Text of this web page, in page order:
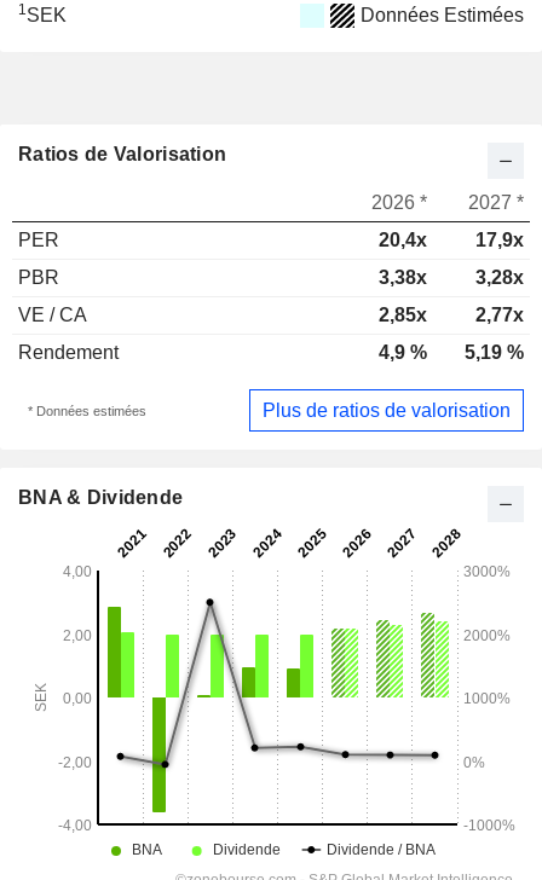
1SEK Données Estimées
Ratios de Valorisation
2026 *
2027 *
PER
20,4x
17,9x
PBR
3,38x
3,28x
VE / CA
2,85x
2,77x
Rendement
4,9 % 5,19 %
* Données estimées Plus de ratios de valorisation
BNA & Dividende